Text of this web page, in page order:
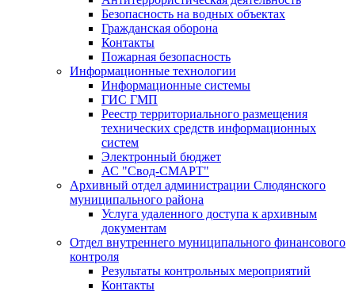
Безопасность на водных объектах
Гражданская оборона
Контакты
Пожарная безопасность
Информационные технологии
Информационные системы
ГИС ГМП
Реестр территориального размещения
технических средств информационных
систем
Электронный бюджет
АС "Свод-СМАРТ"
Архивный отдел администрации Слюдянского
муниципального района
Услуга удаленного доступа к архивным
документам
Отдел внутреннего муниципального финансового
контроля
Результаты контрольных мероприятий
Контакты